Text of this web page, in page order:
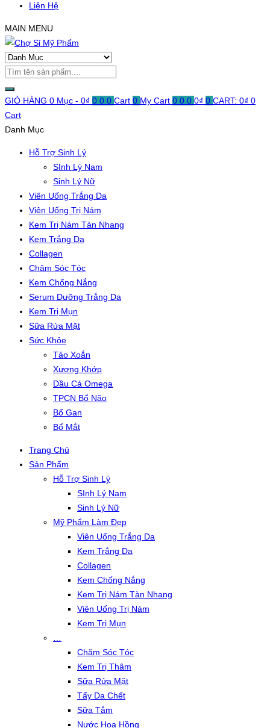
Liên Hệ
MAIN MENU
GIỎ HÀNG 0 Mục - 0₫ 0 0 0 Cart 0 My Cart 0 0 0 0₫ 0 CART: 0₫ 0
Cart
Danh Mục
Hỗ Trợ Sinh Lý
SInh Lý Nam
Sinh Lý Nữ
Viên Uống Trắng Da
Viên Uống Trị Nám
Kem Trị Nám Tàn Nhang
Kem Trắng Da
Collagen
Chăm Sóc Tóc
Kem Chống Nắng
Serum Dưỡng Trắng Da
Kem Trị Mụn
Sữa Rửa Mặt
Sức Khỏe
Tảo Xoắn
Xương Khớp
Dầu Cá Omega
TPCN Bổ Não
Bổ Gan
Bổ Mắt
Trang Chủ
Sản Phẩm
Hỗ Trợ Sinh Lý
SInh Lý Nam
Sinh Lý Nữ
Mỹ Phẩm Làm Đẹp
Viên Uống Trắng Da
Kem Trắng Da
Collagen
Kem Chống Nắng
Kem Trị Nám Tàn Nhang
Viên Uống Trị Nám
Kem Trị Mụn
Chăm Sóc Tóc
Kem Trị Thâm
Sữa Rửa Mặt
Tẩy Da Chết
Sữa Tắm
Nước Hoa Hồng